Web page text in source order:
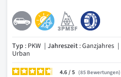
Typ : PKW Jahreszeit : Ganzjahres
Urban
4.6/ 85 Bewertungen